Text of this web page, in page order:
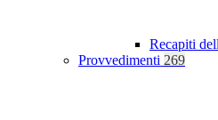
Recapiti
Provvedimenti 269